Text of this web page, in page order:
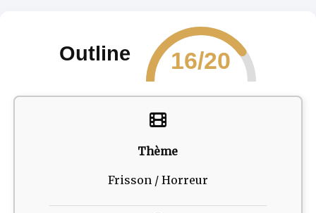
Outline 16/20
Thème
Frisson / Horreur